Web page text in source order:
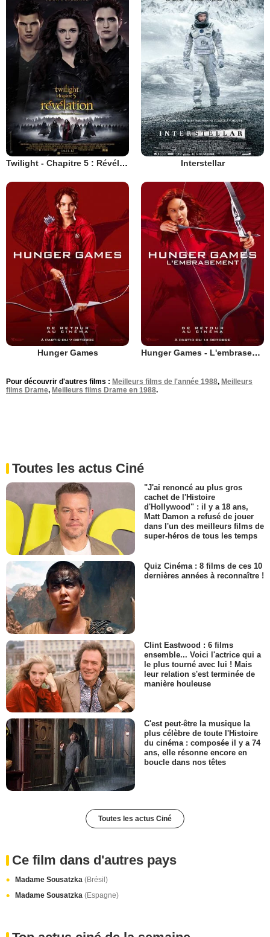
Twilight - Chapitre 5 : Révélation 2e partie Interstellar
Hunger Games Hunger Games - L'embrasement
Pour découvrir d'autres films : Meilleurs films de l'année 1988, Meilleurs
films Drame, Meilleurs films Drame en 1988.
Toutes les actus Ciné
"J'ai renoncé au plus gros
cachet de l'Histoire
d'Hollywood" : il y a 18 ans,
Matt Damon a refusé de jouer
dans l'un des meilleurs films de
super-héros de tous les temps
Quiz Cinéma : 8 films de ces 10
dernières années à reconnaître !
Clint Eastwood : 6 films
ensemble... Voici l'actrice qui a
le plus tourné avec lui ! Mais
leur relation s'est terminée de
manière houleuse
C'est peut-être la musique la
plus célèbre de toute l'Histoire
du cinéma : composée il y a 74
ans, elle résonne encore en
boucle dans nos têtes
Toutes les actus Ciné
Ce film dans d'autres pays
Madame Sousatzka (Brésil)
Madame Sousatzka (Espagne)